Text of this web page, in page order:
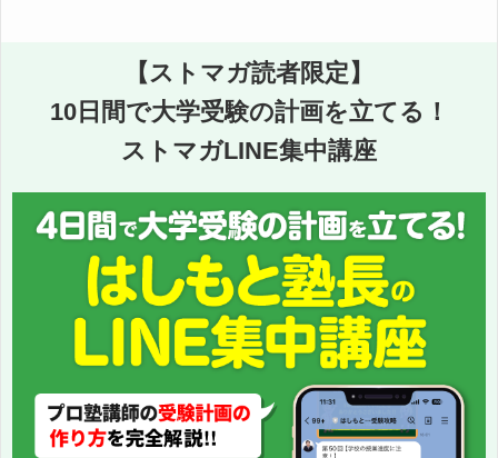
【ストマガ読者限定】
10日間で大学受験の計画を立てる！
ストマガLINE集中講座